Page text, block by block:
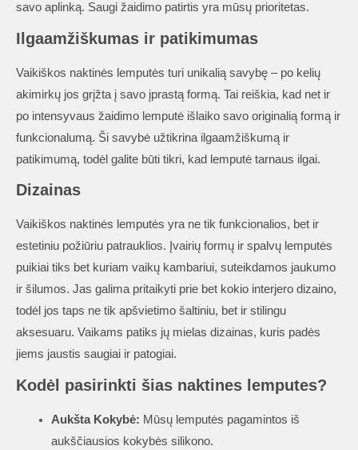
savo aplinką. Saugi žaidimo patirtis yra mūsų prioritetas.
Ilgaamžiškumas ir patikimumas
Vaikiškos naktinės lemputės turi unikalią savybę – po kelių
akimirkų jos grįžta į savo įprastą formą. Tai reiškia, kad net ir
po intensyvaus žaidimo lemputė išlaiko savo originalią formą ir
funkcionalumą. Ši savybė užtikrina ilgaamžiškumą ir
patikimumą, todėl galite būti tikri, kad lemputė tarnaus ilgai.
Dizainas
Vaikiškos naktinės lemputės yra ne tik funkcionalios, bet ir
estetiniu požiūriu patrauklios. Įvairių formų ir spalvų lemputės
puikiai tiks bet kuriam vaikų kambariui, suteikdamos jaukumo
ir šilumos. Jas galima pritaikyti prie bet kokio interjero dizaino,
todėl jos taps ne tik apšvietimo šaltiniu, bet ir stilingu
aksesuaru. Vaikams patiks jų mielas dizainas, kuris padės
jiems jaustis saugiai ir patogiai.
Kodėl pasirinkti šias naktines lemputes?
Aukšta Kokybė: Mūsų lemputės pagamintos iš
aukščiausios kokybės silikono.